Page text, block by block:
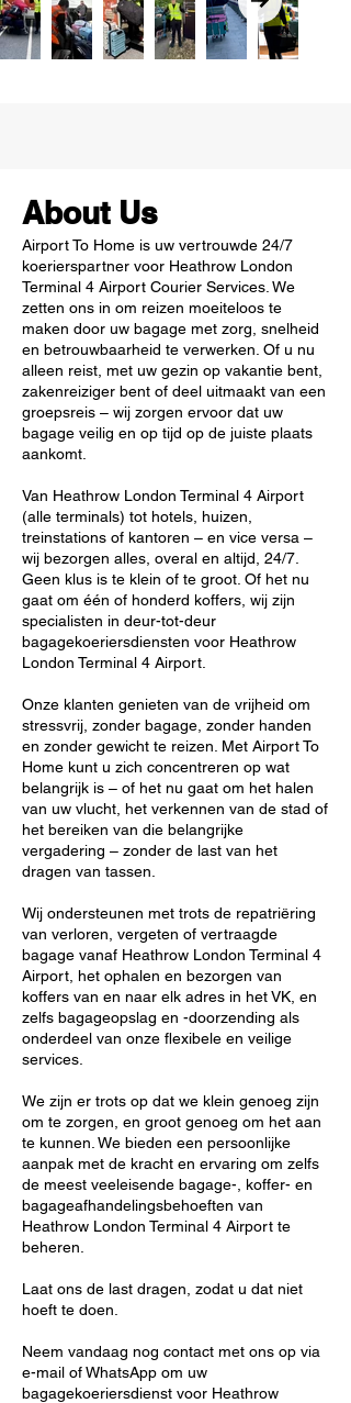
About Us
Airport To Home is uw vertrouwde 24/7
koerierspartner voor Heathrow London
Terminal 4 Airport Courier Services. We
zetten ons in om reizen moeiteloos te
maken door uw bagage met zorg, snelheid
en betrouwbaarheid te verwerken. Of u nu
alleen reist, met uw gezin op vakantie bent,
zakenreiziger bent of deel uitmaakt van een
groepsreis – wij zorgen ervoor dat uw
bagage veilig en op tijd op de juiste plaats
aankomt.
Van Heathrow London Terminal 4 Airport
(alle terminals) tot hotels, huizen,
treinstations of kantoren – en vice versa –
wij bezorgen alles, overal en altijd, 24/7.
Geen klus is te klein of te groot. Of het nu
gaat om één of honderd koffers, wij zijn
specialisten in deur-tot-deur
bagagekoeriersdiensten voor Heathrow
London Terminal 4 Airport.
Onze klanten genieten van de vrijheid om
stressvrij, zonder bagage, zonder handen
en zonder gewicht te reizen. Met Airport To
Home kunt u zich concentreren op wat
belangrijk is – of het nu gaat om het halen
van uw vlucht, het verkennen van de stad of
het bereiken van die belangrijke
vergadering – zonder de last van het
dragen van tassen.
Wij ondersteunen met trots de repatriëring
van verloren, vergeten of vertraagde
bagage vanaf Heathrow London Terminal 4
Airport, het ophalen en bezorgen van
koffers van en naar elk adres in het VK, en
zelfs bagageopslag en -doorzending als
onderdeel van onze flexibele en veilige
services.
We zijn er trots op dat we klein genoeg zijn
om te zorgen, en groot genoeg om het aan
te kunnen. We bieden een persoonlijke
aanpak met de kracht en ervaring om zelfs
de meest veeleisende bagage-, koffer- en
bagageafhandelingsbehoeften van
Heathrow London Terminal 4 Airport te
beheren.
Laat ons de last dragen, zodat u dat niet
hoeft te doen.
Neem vandaag nog contact met ons op via
e-mail of WhatsApp om uw
bagagekoeriersdienst voor Heathrow